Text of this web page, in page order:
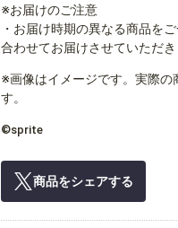
※お届けのご注意
・お届け時期の異なる商品を
合わせてお届けさせていただ
※画像はイメージです。実際
す。
©sprite
商品をシェアする